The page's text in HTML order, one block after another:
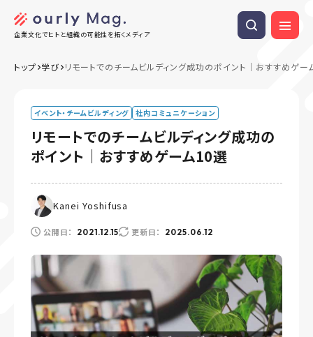
企業文化でヒトと組織の可能性を拓くメディア
トップ 学び リモートでのチームビルディング成功のポイント｜おすすめゲー
イベント・チームビルディング 社内コミュニケーション
リモートでのチームビルディング成功の
ポイント｜おすすめゲーム10選
Kanei Yoshifusa
公開日： 2021.12.15 更新日： 2025.06.12